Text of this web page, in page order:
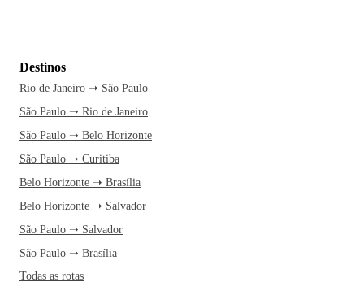
Destinos
Rio de Janeiro ➝ São Paulo
São Paulo ➝ Rio de Janeiro
São Paulo ➝ Belo Horizonte
São Paulo ➝ Curitiba
Belo Horizonte ➝ Brasília
Belo Horizonte ➝ Salvador
São Paulo ➝ Salvador
São Paulo ➝ Brasília
Todas as rotas